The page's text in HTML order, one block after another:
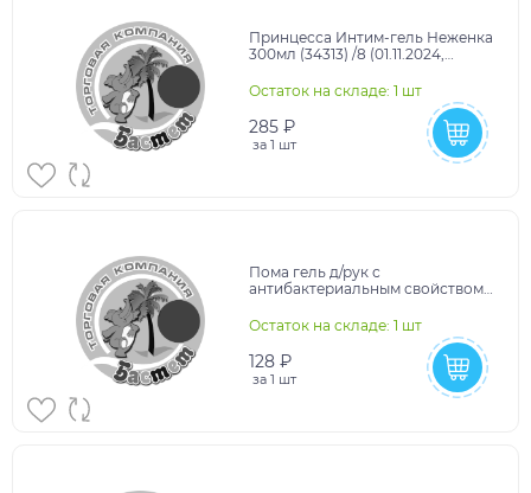
Принцесса Интим-гель Неженка
300мл (34313) /8 (01.11.2024,
Остаток на складе: 1 шт
285 ₽
за 1 шт
Пома гель д/рук с
антибактериальным свойством
Остаток на складе: 1 шт
128 ₽
за 1 шт